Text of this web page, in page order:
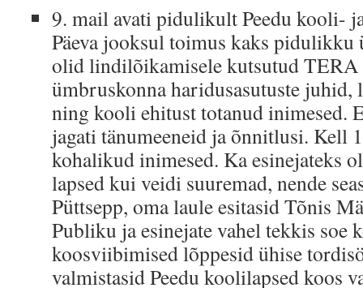
9. mail avati pidulikult Peedu kooli-
Päeva jooksul toimus kaks
olid lindilõikamisele kutsutud TERA
ümbruskonna haridusasutuste juhid,
ning kooli ehitust totanud inimesed.
jagati tänumeeneid ja õnnitlusi. Kell
kohalikud inimesed. Ka esinejateks
lapsed kui veidi suuremad, nende
Püttsepp, oma laule esitasid Tõnis
Publiku ja esinejate vahel tekkis soe
koosviibimised lõppesid ühise
valmistasid Peedu koolilapsed koos